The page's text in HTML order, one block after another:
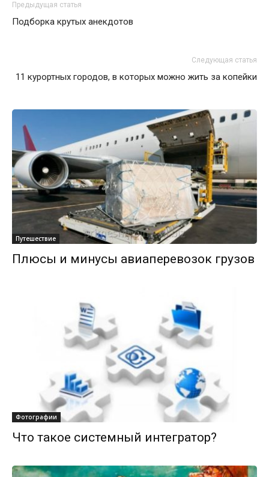
Предыдущая статья
Подборка крутых анекдотов
Следующая статья
11 курортных городов, в которых можно жить за копейки
Путешествие
Плюсы и минусы авиаперевозок грузов
Фотографии
Что такое системный интегратор?